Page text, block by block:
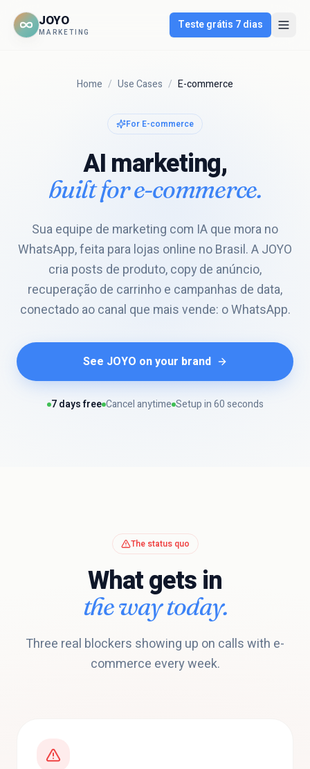
JOYO
MARKETING
Teste grátis 7 dias
Home / Use Cases / E-commerce
For E-commerce
AI marketing,
built fore-commerce.
Sua equipe de marketing com IA que mora no
WhatsApp, feita para lojas online no Brasil. A JOYO
cria posts de produto, copy de anúncio,
recuperação de carrinho e campanhas de data,
conectado ao canal que mais vende: o WhatsApp.
See JOYO on your brand
7 days free Cancel anytime Setup in 60 seconds
The status quo
What gets in
the way today.
Three real blockers showing up on calls with e-
commerce every week.